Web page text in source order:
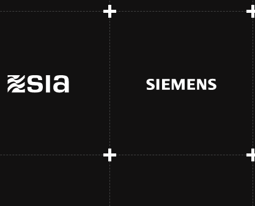
Above and beyond
expectations